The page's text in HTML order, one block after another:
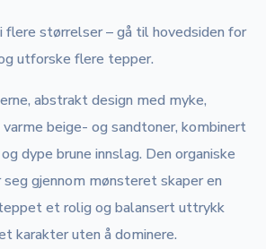
flere størrelser – gå til hovedsiden for
utforske flere tepper.
abstrakt design med myke,
beige- og sandtoner, kombinert
dype brune innslag. Den organiske
gjennom mønsteret skaper en
et rolig og balansert uttrykk
karakter uten å dominere.